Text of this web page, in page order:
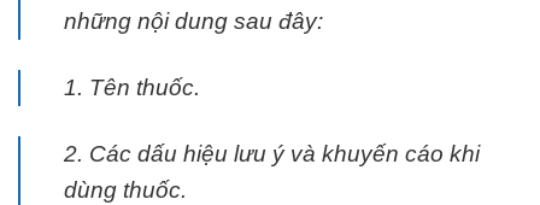
những nội dung sau đây:
1. Tên thuốc.
2. Các dấu hiệu lưu ý và khuyến cáo khi
dùng thuốc.